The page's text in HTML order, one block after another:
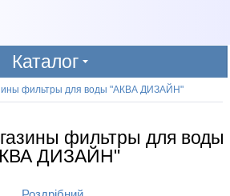
Каталог
фильтры для воды "АКВА ДИЗАЙН"
фильтры для воды
ДИЗАЙН"